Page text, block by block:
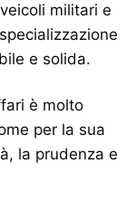
militari e
e solida.
è molto
per la sua
la prudenza e